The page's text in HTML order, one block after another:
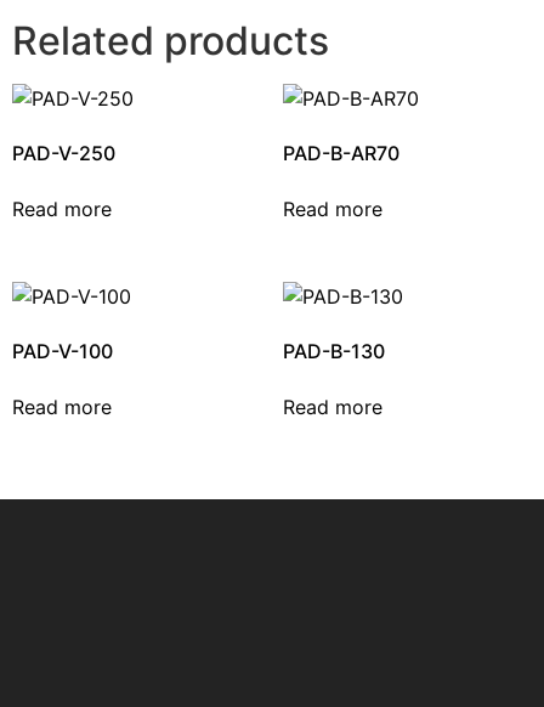
Related products
PAD-V-250
Read more
PAD-B-AR70
Read more
PAD-V-100
Read more
PAD-B-130
Read more